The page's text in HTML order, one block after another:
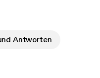
Antworten